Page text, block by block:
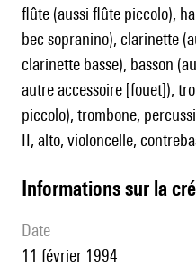
flûte (aussi flûte piccolo),
bec sopranino), clarinette
clarinette basse), basson
autre accessoire [fouet]),
piccolo), trombone,
II, alto, violoncelle,
informations sur la
date
11 février 1994